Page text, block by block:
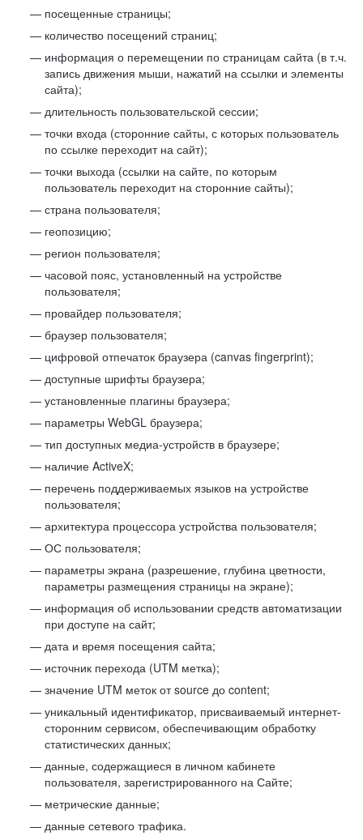
посещенные страницы;
количество посещений страниц;
информация о перемещении по страницам сайта (в т.ч.
запись движения мыши, нажатий на ссылки и элементы
сайта);
длительность пользовательской сессии;
точки входа (сторонние сайты, с которых пользователь
по ссылке переходит на сайт);
точки выхода (ссылки на сайте, по которым
пользователь переходит на сторонние сайты);
страна пользователя;
геопозицию;
регион пользователя;
часовой пояс, установленный на устройстве
пользователя;
провайдер пользователя;
браузер пользователя;
цифровой отпечаток браузера (canvas fingerprint);
доступные шрифты браузера;
установленные плагины браузера;
параметры WebGL браузера;
тип доступных медиа-устройств в браузере;
наличие ActiveX;
перечень поддерживаемых языков на устройстве
пользователя;
архитектура процессора устройства пользователя;
ОС пользователя;
параметры экрана (разрешение, глубина цветности,
параметры размещения страницы на экране);
информация об использовании средств автоматизации
при доступе на сайт;
дата и время посещения сайта;
источник перехода (UTM метка);
значение UTM меток от source до content;
уникальный идентификатор, присваиваемый интернет-
сторонним сервисом, обеспечивающим обработку
статистических данных;
данные, содержащиеся в личном кабинете
пользователя, зарегистрированного на Сайте;
метрические данные;
данные сетевого трафика.